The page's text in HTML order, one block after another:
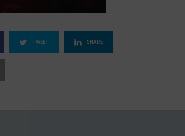
TWEET SHARE